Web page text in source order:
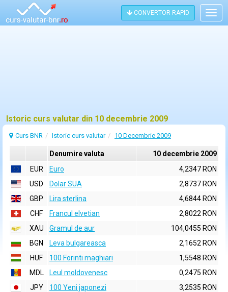
CONVERTOR RAPID
Istoric curs valutar din 10 decembrie 2009
Curs BNR Istoric curs valutar 10 Decembrie 2009
Denumire valuta
10 decembrie 2009
EUR
Euro
4,2347 RON
USD
Dolar SUA
2,8737 RON
GBP
Lira sterlina
4,6844 RON
CHF
Francul elvetian
2,8022 RON
XAU
Gramul de aur
104,0455 RON
BGN
Leva bulgareasca
2,1652 RON
HUF
100 Forinti maghiari
1,5548 RON
MDL
Leul moldovenesc
0,2475 RON
JPY
100 Yeni japonezi
3,2535 RON